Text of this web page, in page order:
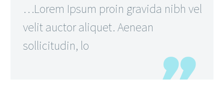
…Lorem Ipsum proin gravida nibh vel
velit auctor aliquet. Aenean
sollicitudin, lo